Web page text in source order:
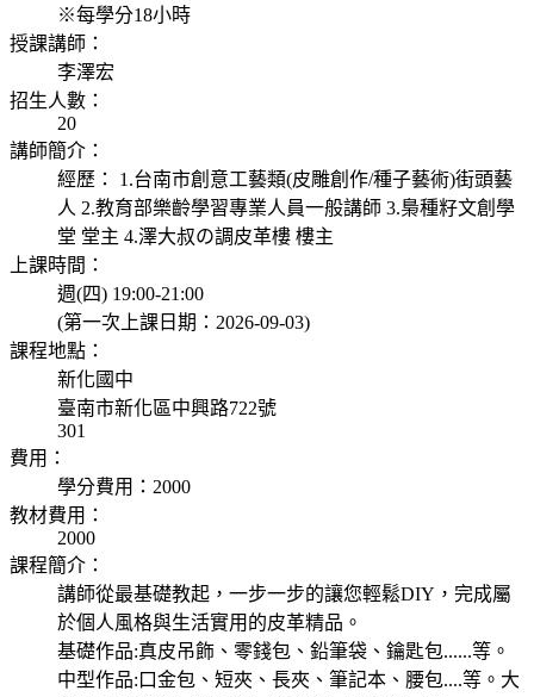
※每學分18小時
授課講師：
李澤宏
招生人數：
20
講師簡介：
經歷： 1.台南市創意工藝類(皮雕創作/種子藝術)街頭藝
人 2.教育部樂齡學習專業人員一般講師 3.梟種籽文創學
堂 堂主 4.澤大叔の調皮革樓 樓主
上課時間：
週(四) 19:00-21:00
(第一次上課日期：2026-09-03)
課程地點：
新化國中
臺南市新化區中興路722號
301
費用：
學分費用：2000
教材費用：
2000
課程簡介：
講師從最基礎教起，一步一步的讓您輕鬆DIY，完成屬
於個人風格與生活實用的皮革精品。
基礎作品:真皮吊飾、零錢包、鉛筆袋、鑰匙包......等。
中型作品:口金包、短夾、長夾、筆記本、腰包....等。大